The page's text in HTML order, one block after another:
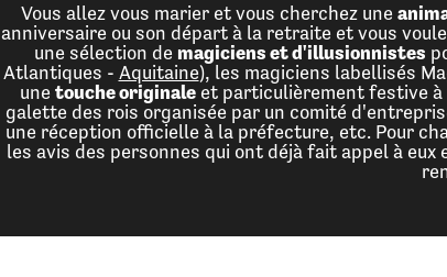
Vous allez vous marier et vous cherchez une
anniversaire ou son départ à la retraite et vous
une sélection de magiciens et d'illusionnistes
Atlantiques - Aquitaine), les magiciens labellisés
unetouche originale et particulièrement festive à
galette des rois organisée par un comité
une réception officielle à la préfecture, etc. Pour
les avis des personnes qui ont déjà fait appel à